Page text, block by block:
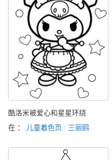
酷洛米被爱心和星星环绕
在 ：
儿童着色页 : 三丽鸥